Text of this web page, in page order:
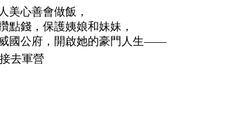
美心善會做飯，
點錢，保護姨娘和妹妹，
國公府，開啟她的豪門人生——
去軍營